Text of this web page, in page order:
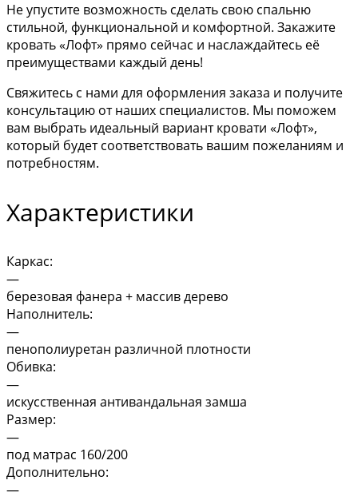
Не упустите возможность сделать свою спальню
стильной, функциональной и комфортной. Закажите
кровать «Лофт» прямо сейчас и наслаждайтесь её
преимуществами каждый день!
Свяжитесь с нами для оформления заказа и получите
консультацию от наших специалистов. Мы поможем
вам выбрать идеальный вариант кровати «Лофт»,
который будет соответствовать вашим пожеланиям и
потребностям.
Характеристики
Каркас:
—
березовая фанера + массив дерево
Наполнитель:
—
пенополиуретан различной плотности
Обивка:
—
искусственная антивандальная замша
Размер:
—
под матрас 160/200
Дополнительно:
—